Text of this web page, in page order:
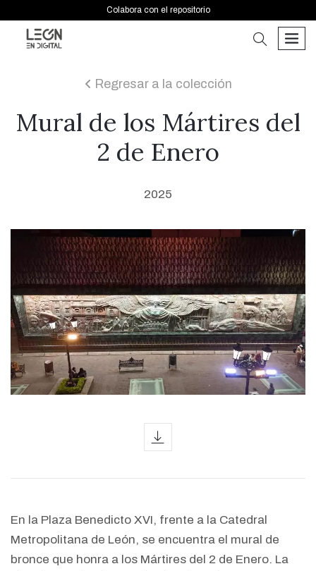
Colabora con el repositorio
buscar
icon
Regresar a la colección
Mural de los Mártires del
2 de Enero
2025
En la Plaza Benedicto XVI, frente a la Catedral
Metropolitana de León, se encuentra el mural de
bronce que honra a los Mártires del 2 de Enero. La